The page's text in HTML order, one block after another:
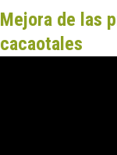
Mejora de las
cacaotales